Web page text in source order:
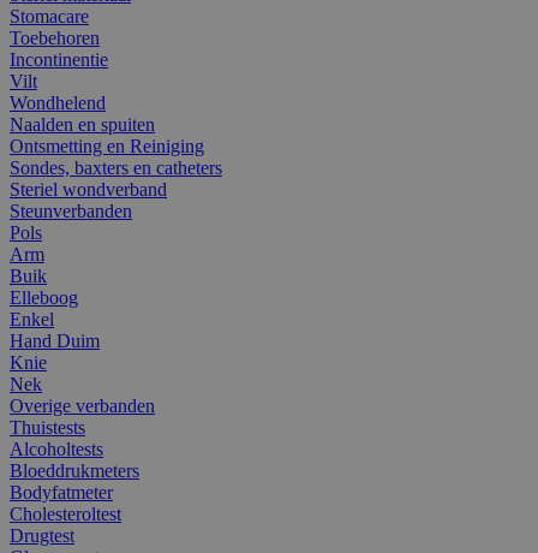
Stomacare
Toebehoren
Incontinentie
Vilt
Wondhelend
Naalden en spuiten
Ontsmetting en Reiniging
Sondes, baxters en catheters
Steriel wondverband
Steunverbanden
Pols
Arm
Buik
Elleboog
Enkel
Hand Duim
Knie
Nek
Overige verbanden
Thuistests
Alcoholtests
Bloeddrukmeters
Bodyfatmeter
Cholesteroltest
Drugtest